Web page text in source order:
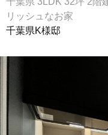
リッシュなお家
千葉県K様邸